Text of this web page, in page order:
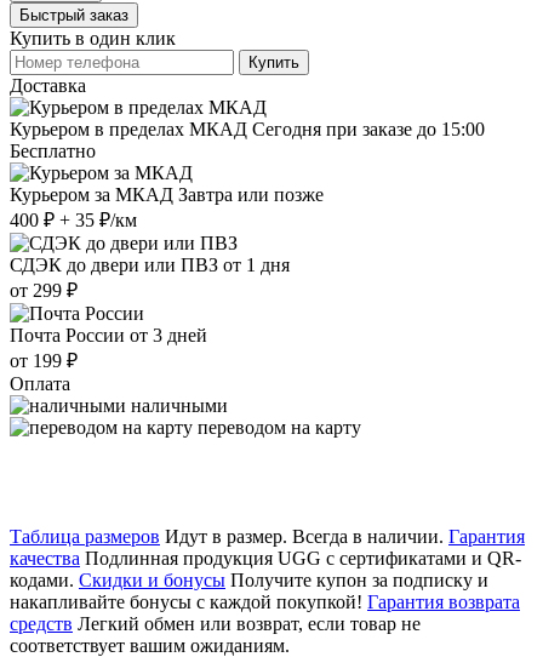
Быстрый заказ
Купить в один клик
Купить
Доставка
Курьером в пределах МКАД Сегодня при заказе до 15:00
Бесплатно
Курьером за МКАД Завтра или позже
400 ₽ + 35 ₽/км
СДЭК до двери или ПВЗ от 1 дня
от 299 ₽
Почта России от 3 дней
от 199 ₽
Оплата
наличными
переводом на карту
Таблица размеров Идут в размер. Всегда в наличии. Гарантия
качества Подлинная продукция UGG с сертификатами и QR-
кодами. Скидки и бонусы Получите купон за подписку и
накапливайте бонусы с каждой покупкой! Гарантия возврата
средств Легкий обмен или возврат, если товар не
соответствует вашим ожиданиям.